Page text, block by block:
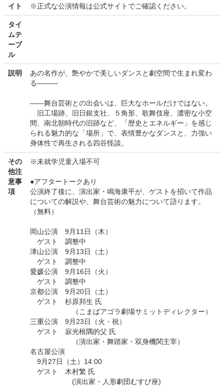
イト
※正式な公演情報は公式サイトでご確認ください。
タイ
ムテ
ーブ
ル
説明
あの名作が、艶やかで美しいダンスと劇空間で生まれ変わ
る―――
――舞台芸術との出会いは、巨大なホールだけではない。
旧工場跡、旧日銀支社、５角形、歌舞伎座、濃密な小空
間、南北朝時代の旧跡など、「歴史とエネルギー」を感じ
られる魅力的な「場所」で、表情豊かなダンスと、力強い
身体性で再生される四谷怪談。
その
他注
意事
項
※未就学児童入場不可
●アフタートークあり
公演終了後に、演出家・鳴海康平が、ゲストを招いて作品
についての解説や、舞台芸術の魅力について語ります。
（無料）
岡山公演 9月11日（木）
ゲスト 調整中
津山公演 9月13日（土）
ゲスト 調整中
愛媛公演 9月16日（火）
ゲスト 調整中
京都公演 9月20日（土）
ゲスト 杉原邦生 氏
（こまばアゴラ劇場サミットディレクター）
三重公演 9月23日（火・祝）
ゲスト 寂光根隅的父 氏
（演出家・舞踏家・双身機関主宰）
名古屋公演
9月27日（土）14:00
ゲスト 木村繁 氏
(演出家・人形劇団むすび座)